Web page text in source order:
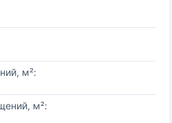
м²:
м²: